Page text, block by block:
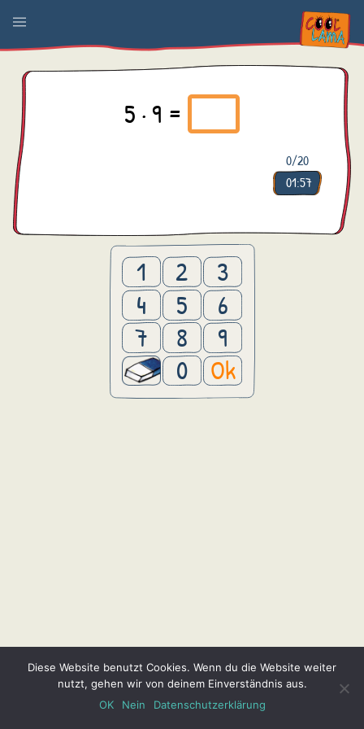
5 · 9 =
0/20
01:57
1 2
3
4
5
6
7
8
9
0
Ok
Diese Website benutzt Cookies. Wenn du die Website weiter
nutzt, gehen wir von deinem Einverständnis aus.
OK
Nein Datenschutzerklärung